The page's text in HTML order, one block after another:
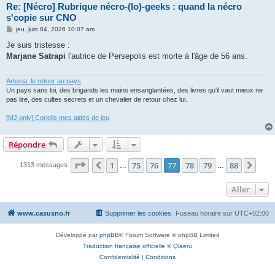
Re: [Nécro] Rubrique nécro-(lo)-geeks : quand la nécro
s'copie sur CNO
M
s
a
jeu. juin 04, 2026 10:07 am
Je suis tristesse :
Marjane Satrapi l'autrice de Persepolis est morte à l'âge de 56 ans.
Artesia: le retour au pays
Un pays sans loi, des brigands les mains ensanglantées, des livres qu'il vaut mieux ne
pas lire, des cultes secrets et un chevalier de retour chez lui.
[MJ only] Coriolis mes aides de jeu
Répondre
1313 messages Page 77 sur 88
Précédent
1 75 76 77 78 79 88
Aller
www.casusno.fr Fuseau horaire sur UTC+02:00
Supprimer les cookies
Développé parphpBB® Forum Software © phpBB Limited
Traduction française officielle ©Qiaeru
Confidentialité | Conditions